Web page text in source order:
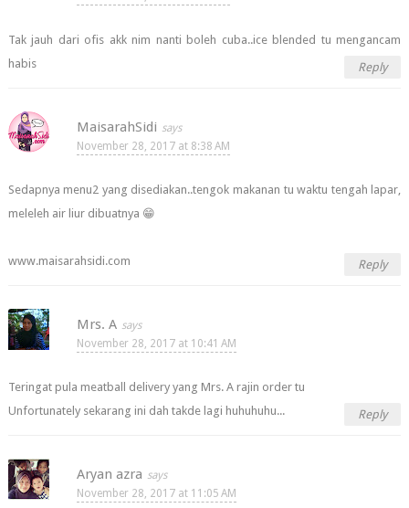
Tak jauh dari ofis akk nim nanti boleh cuba..ice blended tu mengancam
habis
Reply
MaisarahSidi
November 28, 2017 at 8:38 AM
Sedapnya menu2 yang disediakan..tengok makanan tu waktu tengah lapar,
meleleh air liur dibuatnya 😁
www.maisarahsidi.com Reply
Mrs. A
November 28, 2017 at 10:41 AM
Teringat pula meatball delivery yang Mrs. A rajin order tu
Unfortunately sekarang ini dah takde lagi huhuhuhu...
Reply
Aryan azra
November 28, 2017 at 11:05 AM